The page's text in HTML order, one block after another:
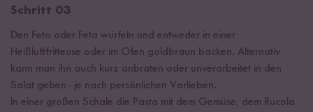
Schritt 03
Den Feto oder Feta würfeln und entweder in einer
Heißluftfritteuse oder im Ofen goldbraun backen. Alternativ
kann man ihn auch kurz anbraten oder unverarbeitet in den
Salat geben - je nach persönlichen Vorlieben.
In einer großen Schale die Pasta mit dem Gemüse, dem Rucola